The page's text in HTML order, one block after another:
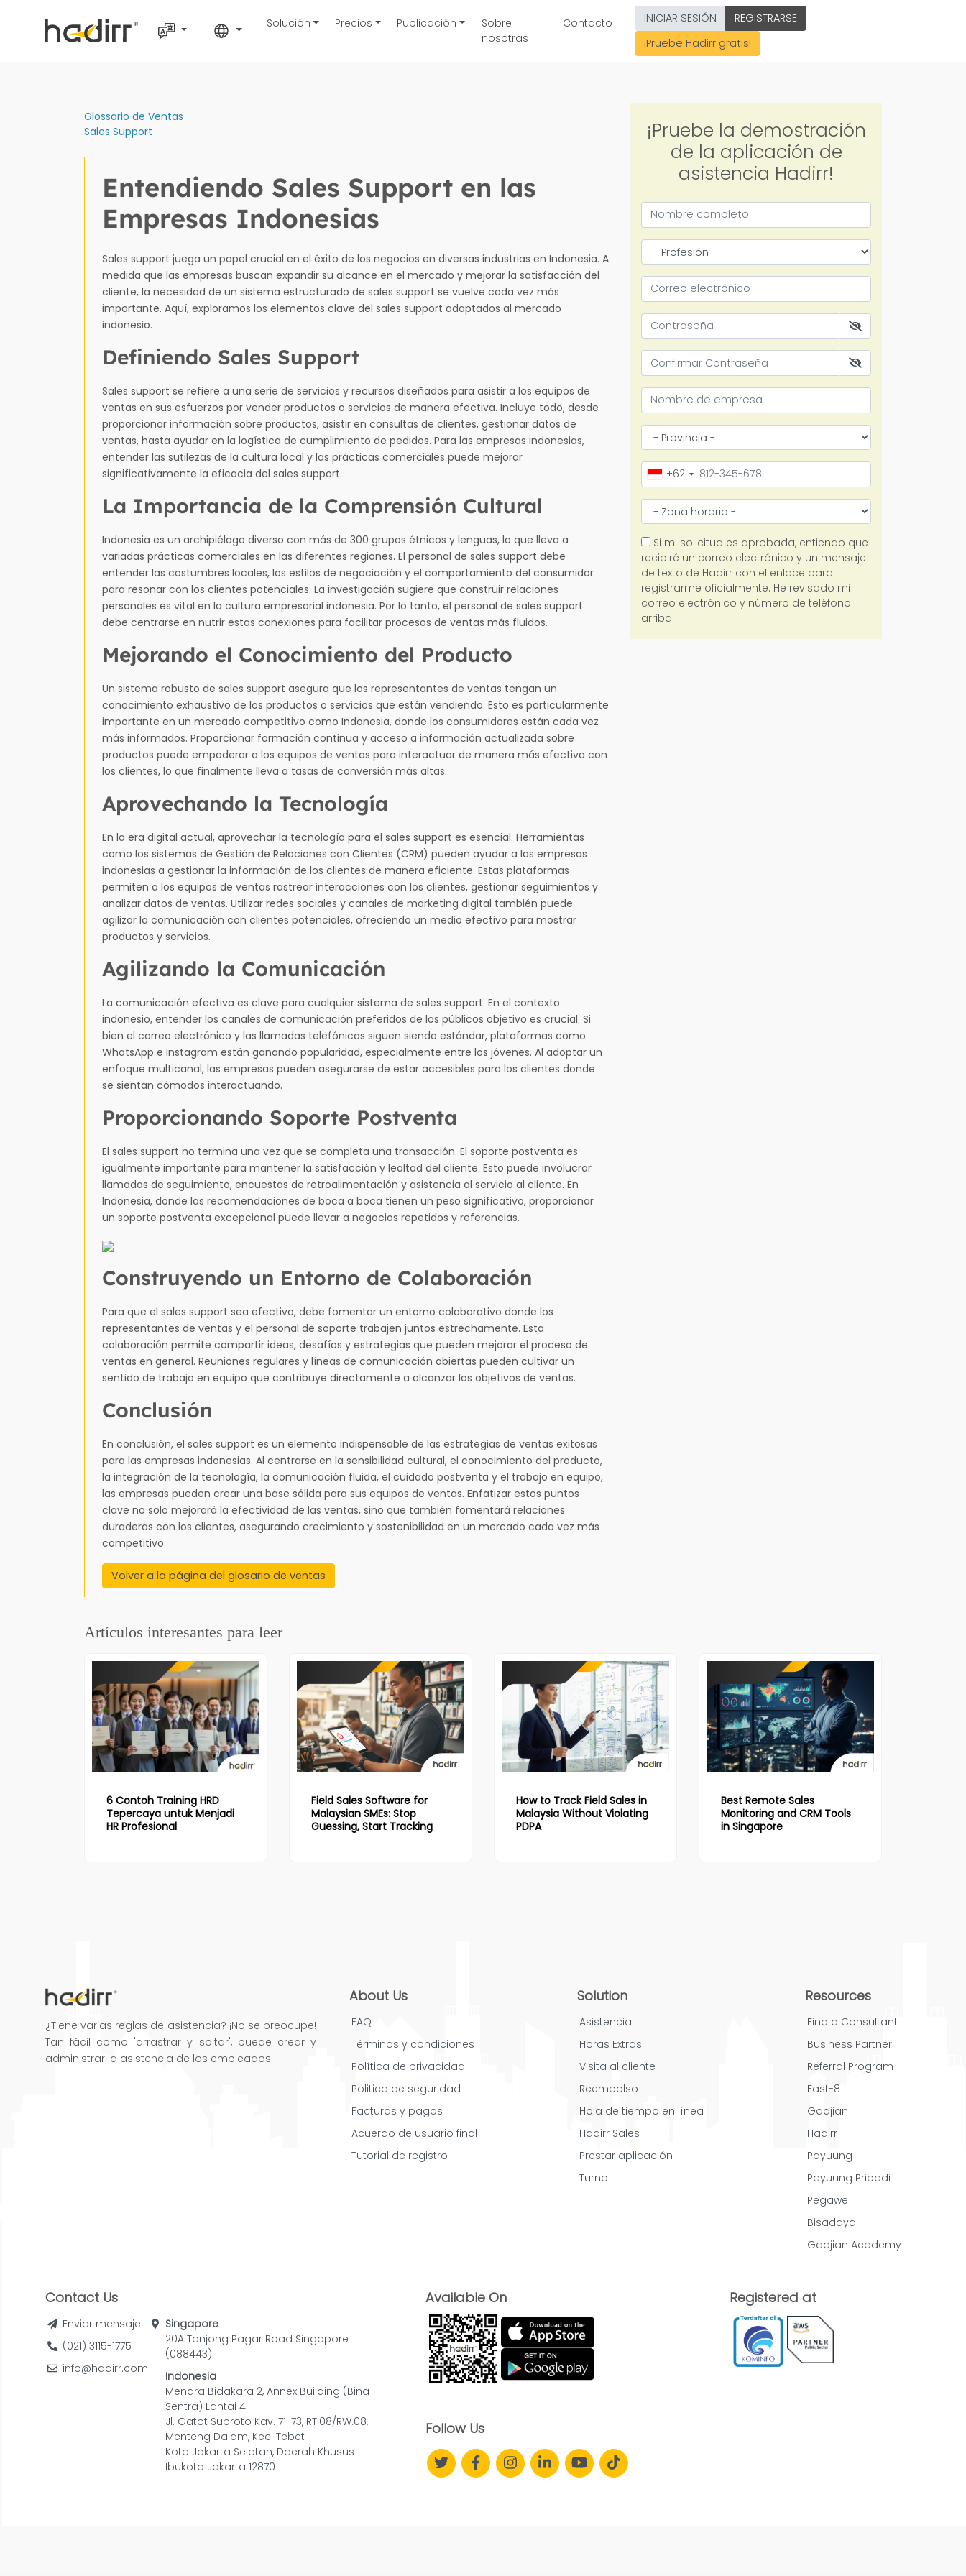
Solución Precios Publicación
Sobre
nosotras
Contacto INICIAR SESIÓN
REGISTRARSE
¡Pruebe Hadirr gratis!
Glossario de Ventas
Sales Support
Entendiendo Sales Support en las
Empresas Indonesias
Sales support juega un papel crucial en el éxito de los negocios en diversas industrias en Indonesia. A
medida que las empresas buscan expandir su alcance en el mercado y mejorar la satisfacción del
cliente, la necesidad de un sistema estructurado de sales support se vuelve cada vez más
importante. Aquí, exploramos los elementos clave del sales support adaptados al mercado
indonesio.
Definiendo Sales Support
Sales support se refiere a una serie de servicios y recursos diseñados para asistir a los equipos de
ventas en sus esfuerzos por vender productos o servicios de manera efectiva. Incluye todo, desde
proporcionar información sobre productos, asistir en consultas de clientes, gestionar datos de
ventas, hasta ayudar en la logística de cumplimiento de pedidos. Para las empresas indonesias,
entender las sutilezas de la cultura local y las prácticas comerciales puede mejorar
significativamente la eficacia del sales support.
La Importancia de la Comprensión Cultural
Indonesia es un archipiélago diverso con más de 300 grupos étnicos y lenguas, lo que lleva a
variadas prácticas comerciales en las diferentes regiones. El personal de sales support debe
entender las costumbres locales, los estilos de negociación y el comportamiento del consumidor
para resonar con los clientes potenciales. La investigación sugiere que construir relaciones
personales es vital en la cultura empresarial indonesia. Por lo tanto, el personal de sales support
debe centrarse en nutrir estas conexiones para facilitar procesos de ventas más fluidos.
Mejorando el Conocimiento del Producto
Un sistema robusto de sales support asegura que los representantes de ventas tengan un
conocimiento exhaustivo de los productos o servicios que están vendiendo. Esto es particularmente
importante en un mercado competitivo como Indonesia, donde los consumidores están cada vez
más informados. Proporcionar formación continua y acceso a información actualizada sobre
productos puede empoderar a los equipos de ventas para interactuar de manera más efectiva con
los clientes, lo que finalmente lleva a tasas de conversión más altas.
Aprovechando la Tecnología
En la era digital actual, aprovechar la tecnología para el sales support es esencial. Herramientas
como los sistemas de Gestión de Relaciones con Clientes (CRM) pueden ayudar a las empresas
indonesias a gestionar la información de los clientes de manera eficiente. Estas plataformas
permiten a los equipos de ventas rastrear interacciones con los clientes, gestionar seguimientos y
analizar datos de ventas. Utilizar redes sociales y canales de marketing digital también puede
agilizar la comunicación con clientes potenciales, ofreciendo un medio efectivo para mostrar
productos y servicios.
Agilizando la Comunicación
La comunicación efectiva es clave para cualquier sistema de sales support. En el contexto
indonesio, entender los canales de comunicación preferidos de los públicos objetivo es crucial. Si
bien el correo electrónico y las llamadas telefónicas siguen siendo estándar, plataformas como
WhatsApp e Instagram están ganando popularidad, especialmente entre los jóvenes. Al adoptar un
enfoque multicanal, las empresas pueden asegurarse de estar accesibles para los clientes donde
se sientan cómodos interactuando.
Proporcionando Soporte Postventa
El sales support no termina una vez que se completa una transacción. El soporte postventa es
igualmente importante para mantener la satisfacción y lealtad del cliente. Esto puede involucrar
llamadas de seguimiento, encuestas de retroalimentación y asistencia al servicio al cliente. En
Indonesia, donde las recomendaciones de boca a boca tienen un peso significativo, proporcionar
un soporte postventa excepcional puede llevar a negocios repetidos y referencias.
Construyendo un Entorno de Colaboración
Para que el sales support sea efectivo, debe fomentar un entorno colaborativo donde los
representantes de ventas y el personal de soporte trabajen juntos estrechamente. Esta
colaboración permite compartir ideas, desafíos y estrategias que pueden mejorar el proceso de
ventas en general. Reuniones regulares y líneas de comunicación abiertas pueden cultivar un
sentido de trabajo en equipo que contribuye directamente a alcanzar los objetivos de ventas.
Conclusión
En conclusión, el sales support es un elemento indispensable de las estrategias de ventas exitosas
para las empresas indonesias. Al centrarse en la sensibilidad cultural, el conocimiento del producto,
la integración de la tecnología, la comunicación fluida, el cuidado postventa y el trabajo en equipo,
las empresas pueden crear una base sólida para sus equipos de ventas. Enfatizar estos puntos
clave no solo mejorará la efectividad de las ventas, sino que también fomentará relaciones
duraderas con los clientes, asegurando crecimiento y sostenibilidad en un mercado cada vez más
competitivo.
Volver a la página del glosario de ventas
Artículos interesantes para leer
6 Contoh Training HRD
Tepercaya untuk Menjadi
HR Profesional
Field Sales Software for
Malaysian SMEs: Stop
Guessing, Start Tracking
How to Track Field Sales in
Malaysia Without Violating
PDPA
Best Remote Sales
Monitoring and CRM Tools
in Singapore
¿Tiene varias reglas de asistencia? ¡No se preocupe!
Tan fácil como 'arrastrar y soltar', puede crear y
administrar la asistencia de los empleados.
About Us
FAQ
Términos y condiciones
Política de privacidad
Politica de seguridad
Facturas y pagos
Acuerdo de usuario final
Tutorial de registro
Solution
Asistencia
Horas Extras
Visita al cliente
Reembolso
Hoja de tiempo en línea
Hadirr Sales
Prestar aplicación
Turno
Resources
Find a Consultant
Business Partner
Referral Program
Fast-8
Gadjian
Hadirr
Payuung
Payuung Pribadi
Pegawe
Bisadaya
Gadjian Academy
Contact Us
Enviar mensaje
(021) 3115-1775
info@hadirr.com
Singapore
20A Tanjong Pagar Road Singapore
(088443)
Indonesia
Menara Bidakara 2, Annex Building (Bina
Sentra) Lantai 4
Jl. Gatot Subroto Kav. 71-73, RT.08/RW.08,
Menteng Dalam, Kec. Tebet
Kota Jakarta Selatan, Daerah Khusus
Ibukota Jakarta 12870
Available On
Follow Us
Registered at